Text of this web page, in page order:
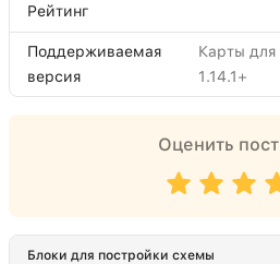
Рейтинг
Поддерживаемая
версия
Карты для
1.14.1+
Оценить
Блоки для постройки схемы